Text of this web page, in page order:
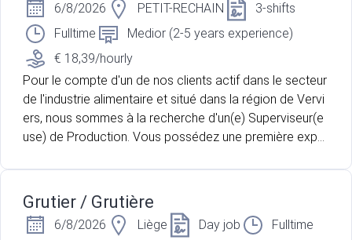
6/8/2026 PETIT-RECHAIN
3-shifts
Fulltime
Medior (2-5 years experience)
€ 18,39/hourly
Pour le compte d'un de nos clients actif dans le secteur
de l'industrie alimentaire et situé dans la région de Vervi
ers, nous sommes à la recherche d'un(e) Superviseur(e
use) de Production. Vous possédez une première expér
haitez rejoindre une entreprise en pleine croissance ? V
ous aimez coordonner les opérations, accompagner le
s collaborateurs et veiller au respect des standards de
qualité ? Cette opportunité est faite pour vous.
Grutier / Grutière
6/8/2026 Liège Day job
Fulltime